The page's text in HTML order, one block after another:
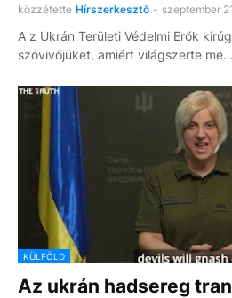
közzétette Hírszerkesztő - szeptember
A z Ukrán Területi Védelmi Erők
szóvivőjüket, amiért világszerte me…
KÜLFÖLD
Az ukrán hadsereg